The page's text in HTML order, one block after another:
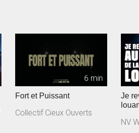
6 min
Fort et Puissant
Collectif Cieux Ouverts
Je
NV